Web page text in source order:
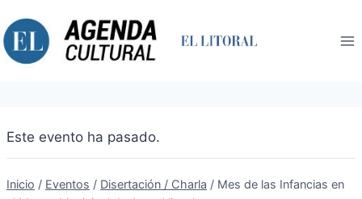
al
contenido
Este evento ha pasado.
Inicio / Eventos / Disertación / Charla / Mes de las Infancias en